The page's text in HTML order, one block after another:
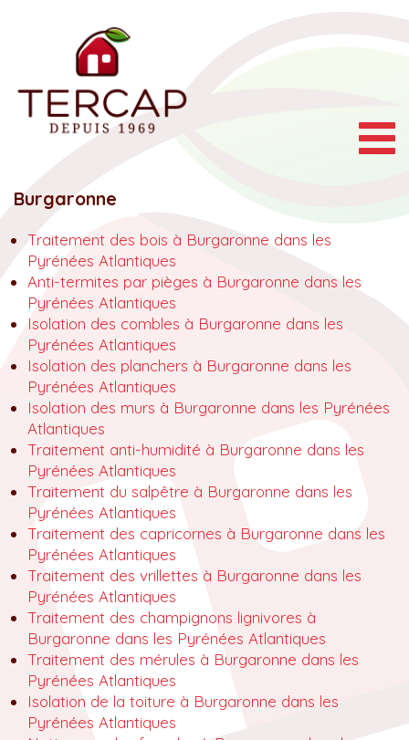
Burgaronne
Traitement des bois à Burgaronne dans les
Pyrénées Atlantiques
Anti-termites par pièges à Burgaronne dans les
Pyrénées Atlantiques
Isolation des combles à Burgaronne dans les
Pyrénées Atlantiques
Isolation des planchers à Burgaronne dans les
Pyrénées Atlantiques
Isolation des murs à Burgaronne dans les Pyrénées
Atlantiques
Traitement anti-humidité à Burgaronne dans les
Pyrénées Atlantiques
Traitement du salpêtre à Burgaronne dans les
Pyrénées Atlantiques
Traitement des capricornes à Burgaronne dans les
Pyrénées Atlantiques
Traitement des vrillettes à Burgaronne dans les
Pyrénées Atlantiques
Traitement des champignons lignivores à
Burgaronne dans les Pyrénées Atlantiques
Traitement des mérules à Burgaronne dans les
Pyrénées Atlantiques
Isolation de la toiture à Burgaronne dans les
Pyrénées Atlantiques